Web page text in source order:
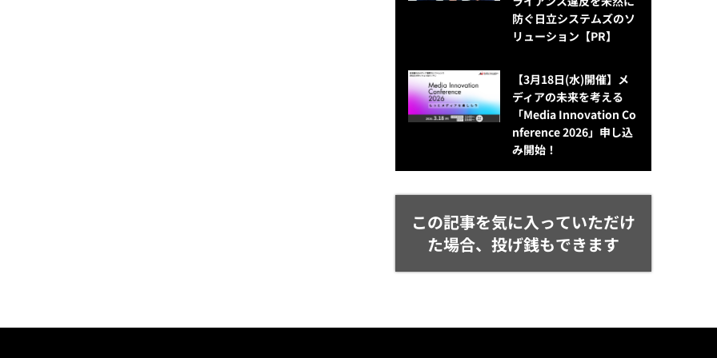
防ぐ日立システムズのソ
リューション​【PR】
【3月18日(水)開催】メ
ディアの未来を考える
「Media Innovation Co
nference 2026」申し込
み開始！
この記事を気に入っていただけ
た場合、投げ銭もできます